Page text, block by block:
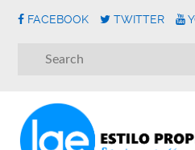
FACEBOOK TWITTER